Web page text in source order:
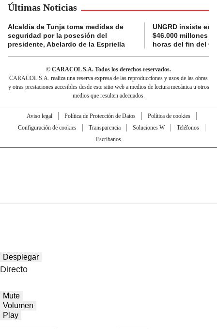
Últimas Noticias
Alcaldía de Tunja toma medidas de
seguridad por la posesión del
presidente, Abelardo de la Espriella
UNGRD insiste en
$46.000 millones
horas del fin del
© CARACOL S.A. Todos los derechos reservados.
CARACOL S.A. realiza una reserva expresa de las reproducciones y usos de las obras
y otras prestaciones accesibles desde este sitio web a medios de lectura mecánica u otros
medios que resulten adecuados.
Aviso legal Política de Protección de Datos
Política de cookies
Configuración de cookies
Transparencia Soluciones W
Teléfonos
Escríbanos
Desplegar
Directo
Mute
Volumen
Play